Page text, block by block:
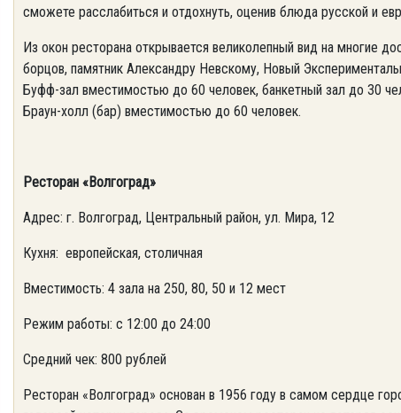
сможете расслабиться и отдохнуть, оценив блюда русской и
Из окон ресторана открывается великолепный вид на многие
борцов, памятник Александру Невскому, Новый
Буфф-зал вместимостью до 60 человек, банкетный зал до 30
Браун-холл (бар) вместимостью до 60 человек.
Ресторан «Волгоград»
Адрес: г. Волгоград, Центральный район, ул. Мира, 12
Кухня: европейская, столичная
Вместимость: 4 зала на 250, 80, 50 и 12 мест
Режим работы: с 12:00 до 24:00
Средний чек: 800 рублей
Ресторан «Волгоград» основан в 1956 году в самом сердце